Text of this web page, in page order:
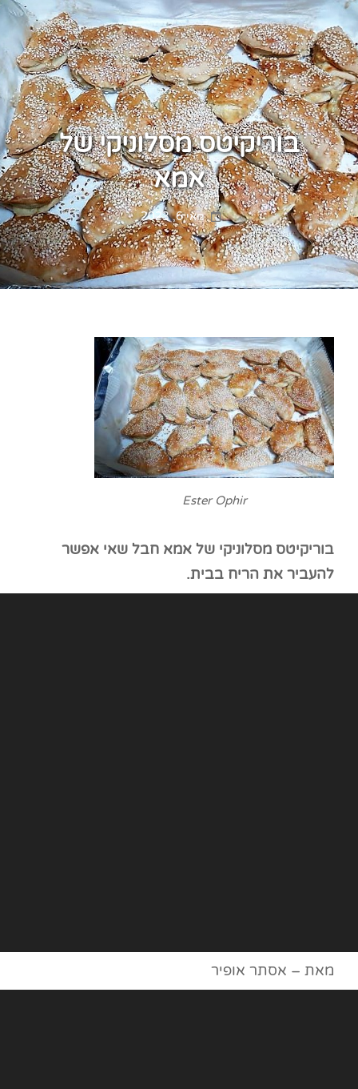
בוריקיטס מסלוניקי של
אמא
Posted
on
מאי 6, 2023
Ester Ophir
בוריקיטס מסלוניקי של אמא חבל שאי אפשר
להעביר את הריח בבית.
מאת – אסתר אופיר